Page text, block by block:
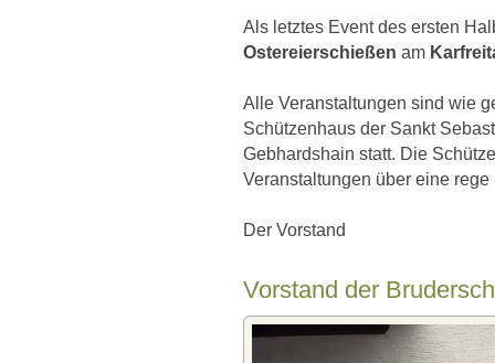
Als letztes Event des ersten
Ostereierschießen am
Alle Veranstaltungen sind wie
Schützenhaus der Sankt
Gebhardshain statt. Die
Veranstaltungen über eine
Der Vorstand
Vorstand der